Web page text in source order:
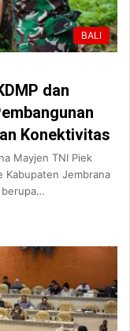
BALI
dan
Konektivitas
Mayjen TNI Piek
Kabupaten Jembrana
berupa…